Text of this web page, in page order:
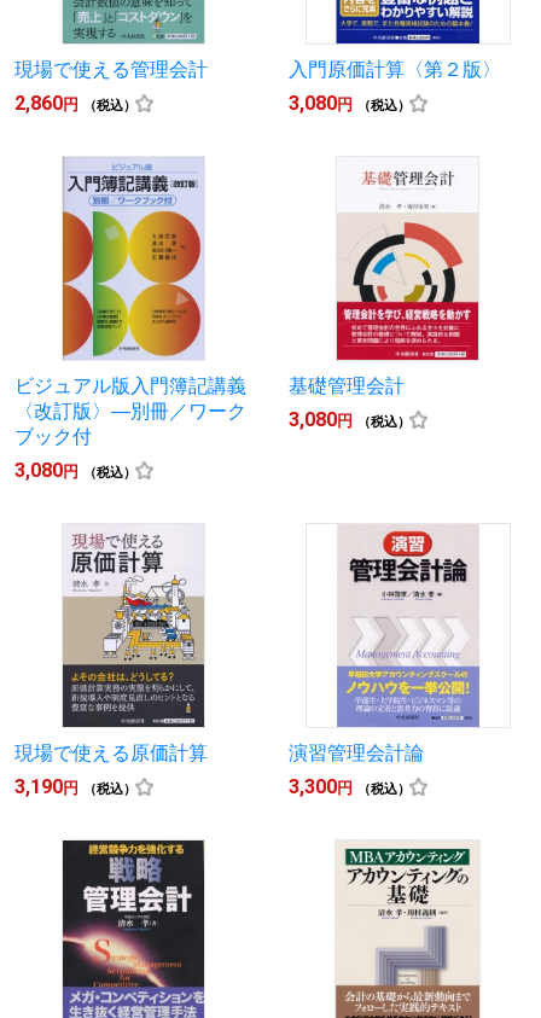
現場で使える管理会計
2,860円 （税込）
入門原価計算〈第２版〉
3,080円 （税込）
ビジュアル版入門簿記講義
〈改訂版〉―別冊／ワーク
ブック付
3,080円 （税込）
基礎管理会計
3,080円 （税込）
現場で使える原価計算
3,190円 （税込）
演習管理会計論
3,300円 （税込）